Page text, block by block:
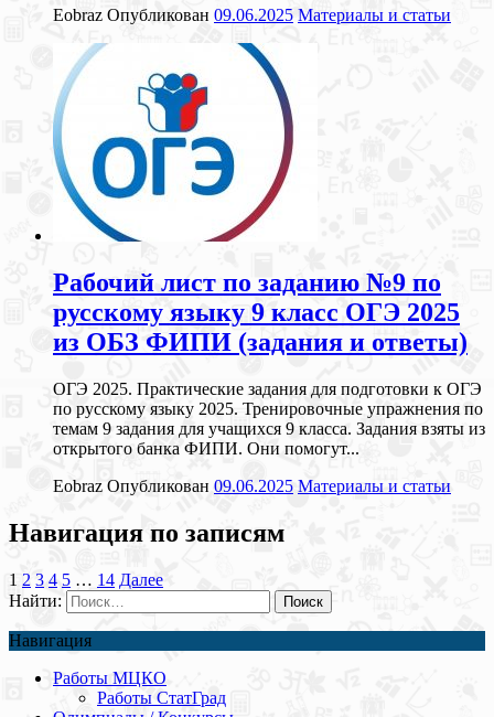
Eobraz Опубликован 09.06.2025 Материалы и статьи
Рабочий лист по заданию №9 по
русскому языку 9 класс ОГЭ 2025
из ОБЗ ФИПИ (задания и ответы)
ОГЭ 2025. Практические задания для подготовки к ОГЭ
по русскому языку 2025. Тренировочные упражнения по
темам 9 задания для учащихся 9 класса. Задания взяты из
открытого банка ФИПИ. Они помогут...
Eobraz Опубликован 09.06.2025 Материалы и статьи
Навигация по записям
1 2 3 4 5 … 14 Далее
Найти:
Навигация
Работы МЦКО
Работы СтатГрад